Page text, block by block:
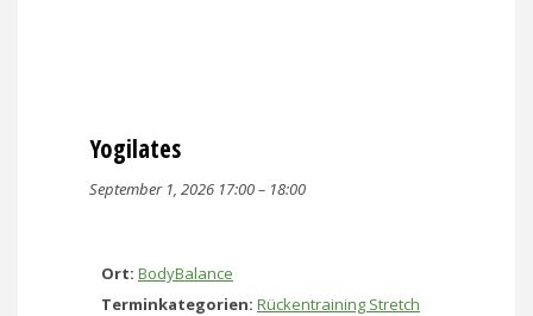
Yogilates
September 1, 2026 17:00– 18:00
Ort: BodyBalance
Terminkategorien: Rückentraining Stretch